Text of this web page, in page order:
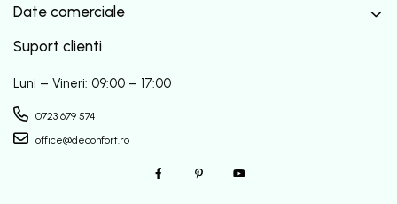
Date comerciale
Suport clienti
Luni – Vineri: 09:00 – 17:00
0723 679 574
office@deconfort.ro